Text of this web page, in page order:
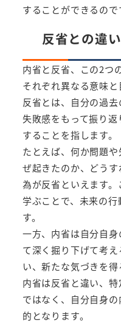
することができるので
反省との違い
内省と反省、この2つ
それぞれ異なる意味と
反省とは、自分の過
失敗感をもって振り
することを指します。
たとえば、何か問題
ぜ起きたのか、どう
為が反省といえます
学ぶことで、未来の
す。
一方、内省は自分自
て深く掘り下げて考
い、新たな気づきを得
内省は反省と違い、
ではなく、自分自身
的となります。